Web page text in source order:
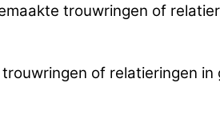
trouwringen of
of relatieringen